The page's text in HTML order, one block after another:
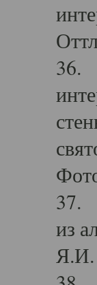
36.
37.
из
Я.И.